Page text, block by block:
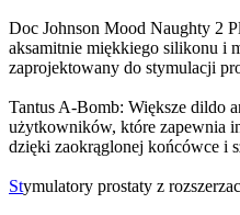
Doc Johnson Mood Naughty 2
aksamitnie miękkiego silikonu i
zaprojektowany do stymulacji
Tantus A-Bomb: Większe dildo
użytkowników, które zapewnia
dzięki zaokrąglonej końcówce i
Stymulatory prostaty z